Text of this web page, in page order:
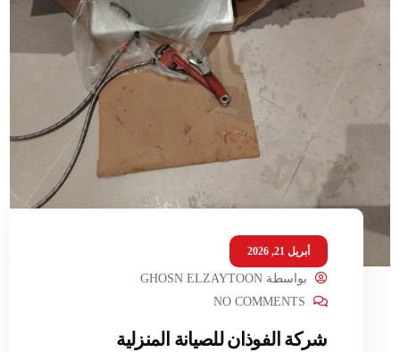
أبريل 21, 2026
بواسطةGHOSN ELZAYTOON
NO COMMENTS
شركة الفوذان للصيانة المنزلية